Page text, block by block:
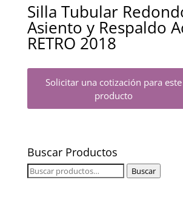
Silla Tubular
Asiento y Respaldo
RETRO 2018
Solicitar una cotización para este
producto
Buscar Productos
Buscar
Buscar